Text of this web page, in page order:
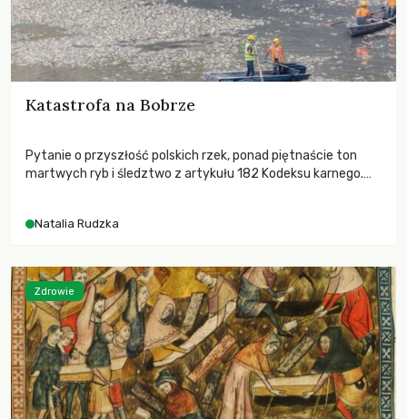
Katastrofa na Bobrze
Pytanie o przyszłość polskich rzek, ponad piętnaście ton
martwych ryb i śledztwo z artykułu 182 Kodeksu karnego.
zdarzeń prowadzących do biologicznej śmierci rzeki.
Natalia Rudzka
Zdrowie